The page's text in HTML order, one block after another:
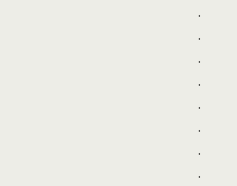
.
.
.
.
.
.
.
.